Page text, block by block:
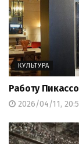
КУЛЬТУРА
Работу
2026/04/11,